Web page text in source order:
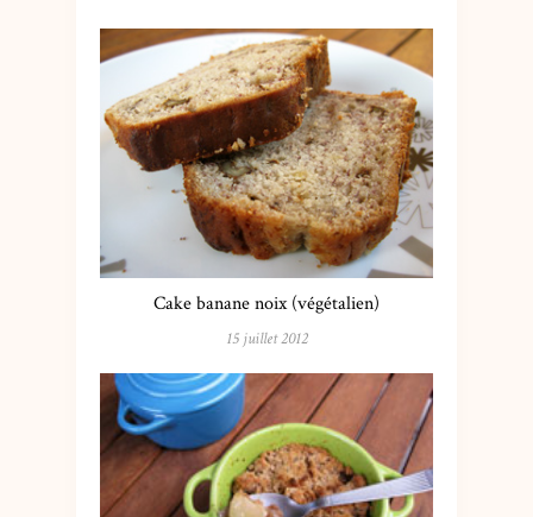
Cake banane noix (végétalien)
15 juillet 2012